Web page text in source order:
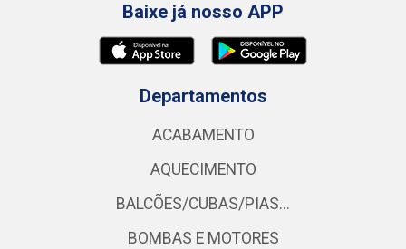
Baixe já nosso APP
Departamentos
ACABAMENTO
AQUECIMENTO
BALCÕES/CUBAS/PIAS...
BOMBAS E MOTORES